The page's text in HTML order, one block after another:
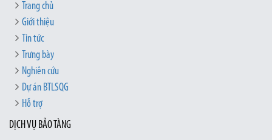
Trang chủ
Giới thiệu
Tin tức
Trưng bày
Nghiên cứu
Dự án BTLSQG
Hỗ trợ
DỊCH VỤ BẢO TÀNG